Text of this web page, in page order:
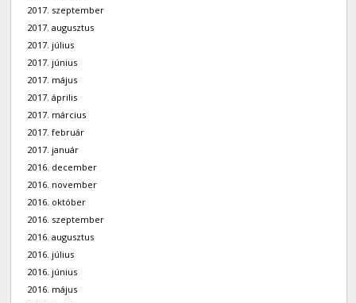
2017. szeptember
2017. augusztus
2017. július
2017. június
2017. május
2017. április
2017. március
2017. február
2017. január
2016. december
2016. november
2016. október
2016. szeptember
2016. augusztus
2016. július
2016. június
2016. május